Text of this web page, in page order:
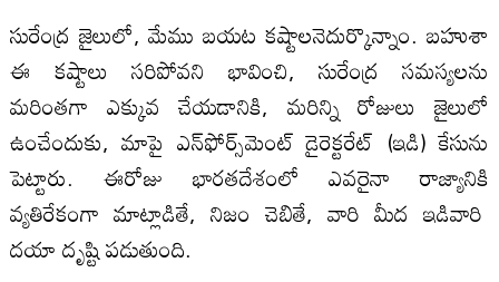
సురేంద్ర జైలులో, మేము బయట కష్టాలనెదుర్కొన్నాం. బహుశా
ఈ కష్టాలు సరిపోవని భావించి, సురేంద్ర సమస్యలను
మరింతగా ఎక్కువ చేయడానికి, మరిన్ని రోజులు జైలులో
ఉంచేందుకు, మాపై ఎన్‌ఫోర్స్‌మెంట్ డైరెక్టరేట్‌ (ఇడి) కేసును
పెట్టారు. ఈరోజు భారతదేశంలో ఎవరైనా రాజ్యానికి
వ్యతిరేకంగా మాట్లాడితే, నిజం చెబితే, వారి మీద ఇడివారి
దయా దృష్టి పడుతుంది.